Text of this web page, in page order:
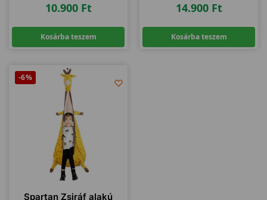
10.900 Ft
Kosárba teszem
14.900 Ft
Kosárba teszem
-6%
Spartan Zsiráf alakú